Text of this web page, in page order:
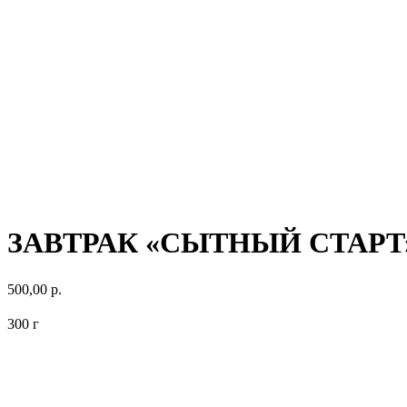
ЗАВТРАК «СЫТНЫЙ
500,00 р.
300 г